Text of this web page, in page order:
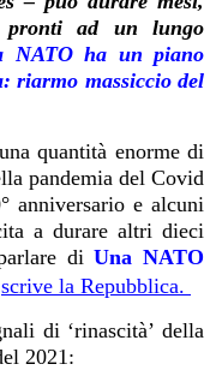
pronti ad un lungo
NATO ha un piano
riarmo massiccio del
quantità enorme di
pandemia del Covid
anniversario e alcuni
a durare altri dieci
di Una NATO
scrive la Repubblica.
di ‘rinascità’ della
2021: